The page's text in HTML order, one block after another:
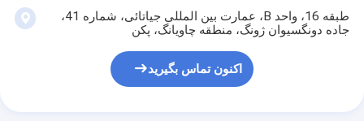
طبقه 16، واحد B، عمارت بین المللی جیاتائی، شماره 41،
جاده دونگسیوان ژونگ، منطقه چاویانگ، پکن
اکنون تماس بگیرید